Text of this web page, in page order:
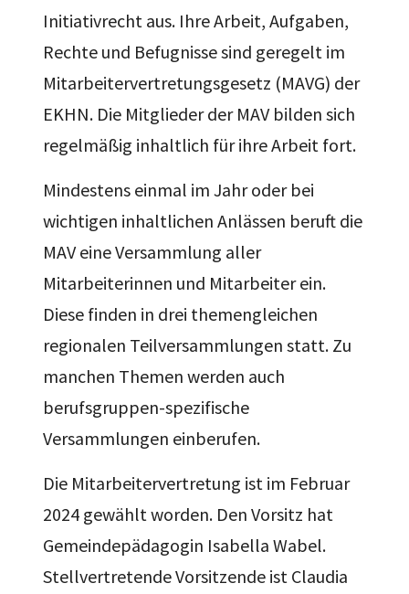
Initiativrecht aus. Ihre Arbeit, Aufgaben,
Rechte und Befugnisse sind geregelt im
Mitarbeitervertretungsgesetz (MAVG) der
EKHN. Die Mitglieder der MAV bilden sich
regelmäßig inhaltlich für ihre Arbeit fort.
Mindestens einmal im Jahr oder bei
wichtigen inhaltlichen Anlässen beruft die
MAV eine Versammlung aller
Mitarbeiterinnen und Mitarbeiter ein.
Diese finden in drei themengleichen
regionalen Teilversammlungen statt. Zu
manchen Themen werden auch
berufsgruppen-spezifische
Versammlungen einberufen.
Die Mitarbeitervertretung ist im Februar
2024 gewählt worden. Den Vorsitz hat
Gemeindepädagogin Isabella Wabel.
Stellvertretende Vorsitzende ist Claudia